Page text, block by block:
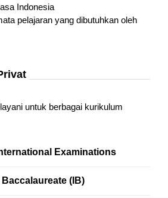
Indonesia
pelajaran yang dibutuhkan oleh
untuk berbagai kurikulum
Examinations
(IB)